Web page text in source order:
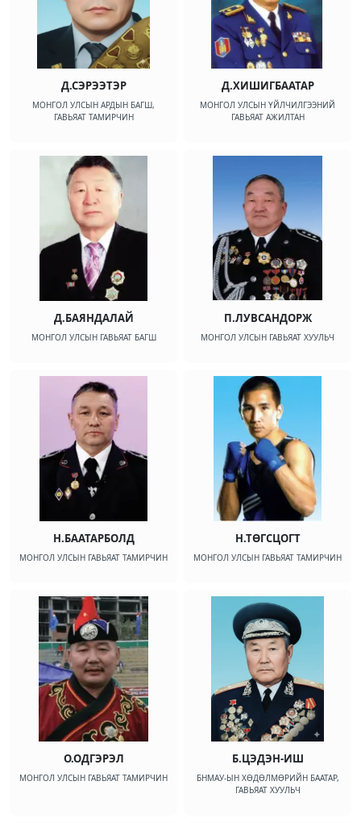
Д.СЭРЭЭТЭР
МОНГОЛ УЛСЫН АРДЫН БАГШ,
ГАВЬЯАТ ТАМИРЧИН
Д.ХИШИГБААТАР
МОНГОЛ УЛСЫН ҮЙЛЧИЛГЭЭНИЙ
ГАВЬЯАТ АЖИЛТАН
Д.БАЯНДАЛАЙ
МОНГОЛ УЛСЫН ГАВЬЯАТ БАГШ
П.ЛУВСАНДОРЖ
МОНГОЛ УЛСЫН ГАВЬЯАТ ХУУЛЬЧ
Н.БААТАРБОЛД
МОНГОЛ УЛСЫН ГАВЬЯАТ ТАМИРЧИН
Н.ТӨГСЦОГТ
МОНГОЛ УЛСЫН ГАВЬЯАТ ТАМИРЧИН
О.ОДГЭРЭЛ
МОНГОЛ УЛСЫН ГАВЬЯАТ ТАМИРЧИН
Б.ЦЭДЭН-ИШ
БНМАУ-ЫН ХӨДӨЛМӨРИЙН БААТАР,
ГАВЬЯАТ ХУУЛЬЧ